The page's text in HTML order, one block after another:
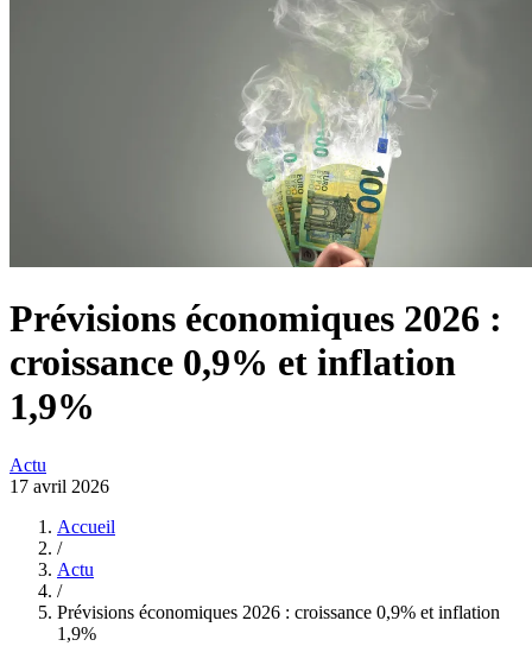
Prévisions économiques 2026 :
croissance 0,9% et inflation
1,9%
Actu
17 avril 2026
Accueil
/
Actu
/
Prévisions économiques 2026 : croissance 0,9% et inflation
1,9%